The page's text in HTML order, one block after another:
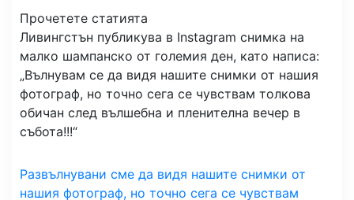
Прочетете статията
Ливингстън публикува в Instagram снимка на
малко шампанско от големия ден, като написа:
„Вълнувам се да видя нашите снимки от нашия
фотограф, но точно сега се чувствам толкова
обичан след вълшебна и пленителна вечер в
събота!!!“
Развълнувани сме да видя нашите снимки от
нашия фотограф, но точно сега се чувствам